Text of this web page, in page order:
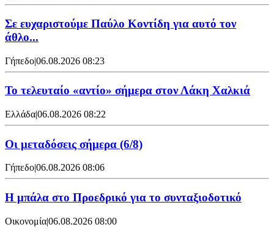
Σε ευχαριστούμε Παύλο Κοντίδη για αυτό τον
άθλο...
Γήπεδο|06.08.2026 08:23
Το τελευταίο «αντίο» σήμερα στον Λάκη Χαλκιά
Ελλάδα|06.08.2026 08:22
Οι μεταδόσεις σήμερα (6/8)
Γήπεδο|06.08.2026 08:06
Η μπάλα στο Προεδρικό για το συνταξιοδοτικό
Οικονομία|06.08.2026 08:00